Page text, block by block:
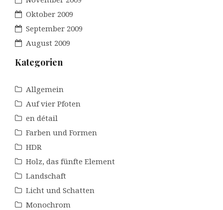
Oktober 2009
September 2009
August 2009
Kategorien
Allgemein
Auf vier Pfoten
en détail
Farben und Formen
HDR
Holz, das fünfte Element
Landschaft
Licht und Schatten
Monochrom